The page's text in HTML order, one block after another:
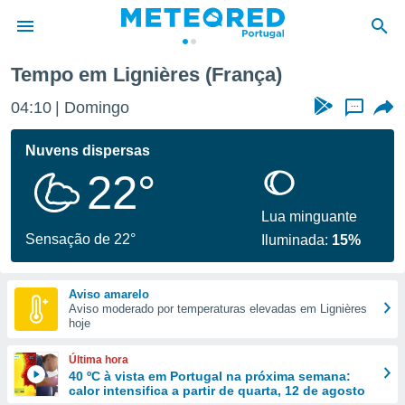
da
foi
fornecidas
a este
das
e
forma
digital
Tempo em Lignières (França)
04:10 Domingo ...
Nuvens dispersas
22°
Sensação de 22°
Lua minguante
Iluminada: 15%
Aviso amarelo
Aviso moderado por temperaturas elevadas em Lignières
hoje
Última hora
40 ºC à vista em Portugal na próxima semana:
calor intensifica a partir de quarta, 12 de agosto